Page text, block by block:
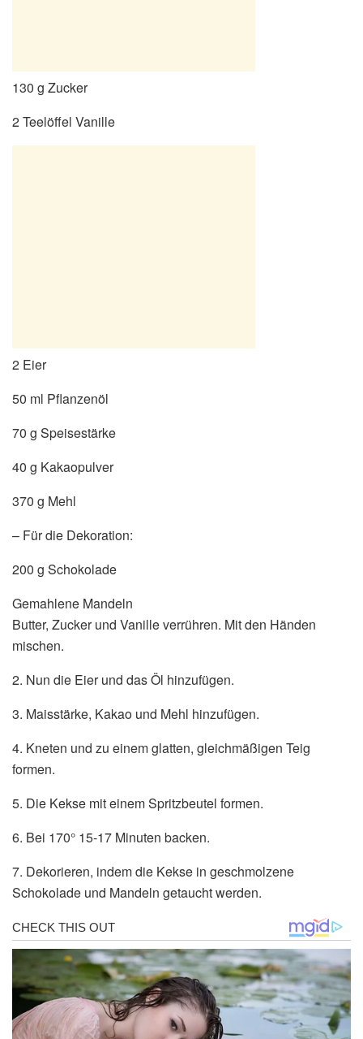
130 g Zucker
2 Teelöffel Vanille
2 Eier
50 ml Pflanzenöl
70 g Speisestärke
40 g Kakaopulver
370 g Mehl
– Für die Dekoration:
200 g Schokolade
Gemahlene Mandeln
Butter, Zucker und Vanille verrühren. Mit den Händen
mischen.
2. Nun die Eier und das Öl hinzufügen.
3. Maisstärke, Kakao und Mehl hinzufügen.
4. Kneten und zu einem glatten, gleichmäßigen Teig
formen.
5. Die Kekse mit einem Spritzbeutel formen.
6. Bei 170° 15-17 Minuten backen.
7. Dekorieren, indem die Kekse in geschmolzene
Schokolade und Mandeln getaucht werden.